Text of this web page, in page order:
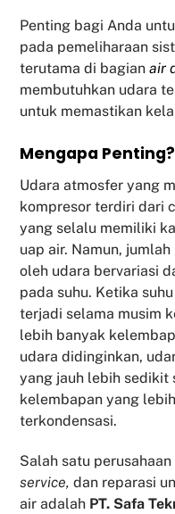
Penting bagi Anda
pada pemeliharaan
terutama di bagianair
membutuhkan udara
untuk memastikan
Mengapa Penting?
Udara atmosfer yang
kompresor terdiri dari
yang selalu memiliki
uap air. Namun,
oleh udara bervariasi
pada suhu. Ketika
terjadi selama musim
lebih banyak
udara didinginkan,
yang jauh lebih sedikit
kelembapan yang
terkondensasi.
Salah satu
service, dan reparasi
air adalah PT. Safa